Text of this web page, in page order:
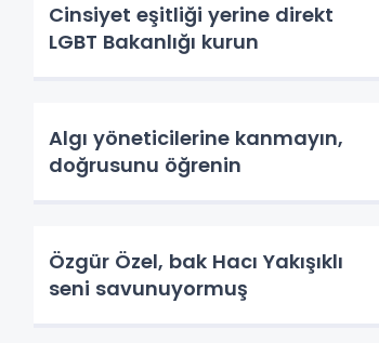
Cinsiyet eşitliği yerine direkt
LGBT Bakanlığı kurun
Algı yöneticilerine kanmayın,
doğrusunu öğrenin
Özgür Özel, bak Hacı Yakışıklı
seni savunuyormuş